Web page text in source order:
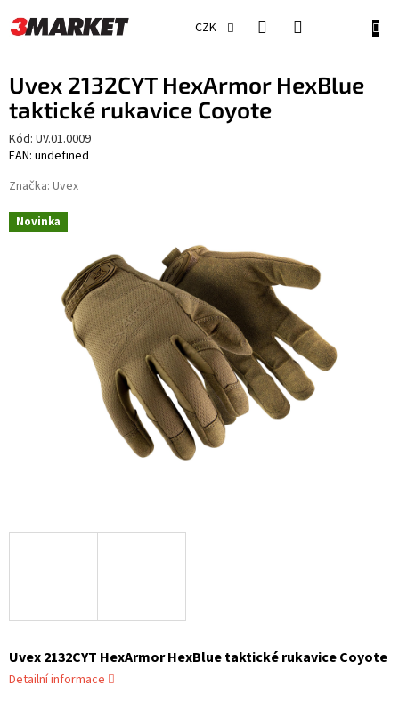
na
obsah
CZK
Uvex 2132CYT HexArmor HexBlue
taktické rukavice Coyote
Kód: UV.01.0009
EAN: undefined
Značka: Uvex
Novinka
Uvex 2132CYT HexArmor HexBlue taktické rukavice Coyote
Detailní informace